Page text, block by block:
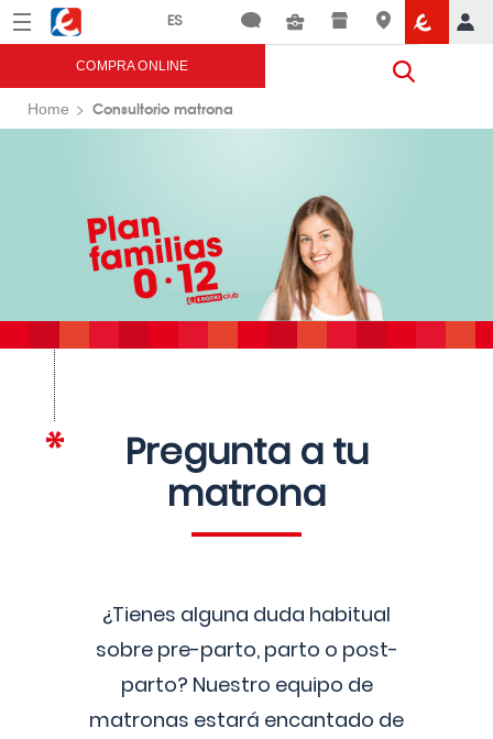
Menú Eroski
COMPRA ONLINE
Home Consultorio matrona
Pregunta a tu
matrona
¿Tienes alguna duda habitual
sobre pre-parto, parto o post-
parto? Nuestro equipo de
matronas estará encantado de